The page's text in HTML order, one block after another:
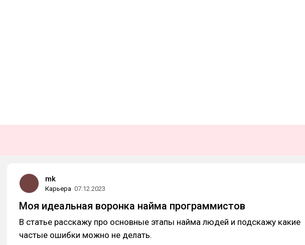
mk
Карьера 07.12.2023
Моя идеальная воронка найма программистов
В статье расскажу про основные этапы найма людей и подскажу какие
частые ошибки можно не делать.